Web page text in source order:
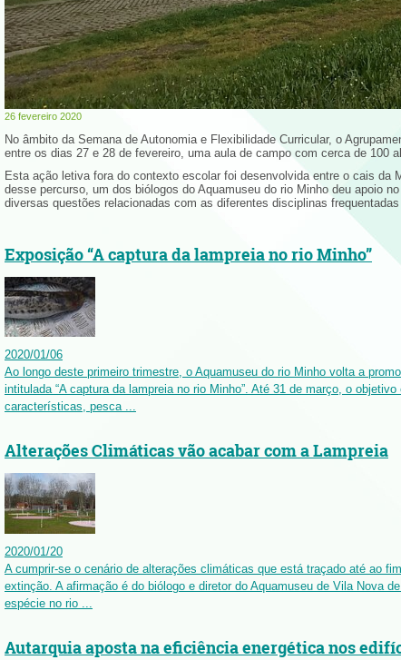
26 fevereiro 2020
No âmbito da Semana de Autonomia e Flexibilidade Curricular, o
entre os dias 27 e 28 de fevereiro, uma aula de campo com cerca de 100
Esta ação letiva fora do contexto escolar foi desenvolvida entre o cais da
desse percurso, um dos biólogos do Aquamuseu do rio Minho deu apoio
diversas questões relacionadas com as diferentes disciplinas
Exposição “A captura da lampreia no rio Minho”
2020/01/06
Ao longo deste primeiro trimestre, o Aquamuseu do rio Minho volta a
intitulada “A captura da lampreia no rio Minho”. Até 31 de março, o
características, pesca ...
Alterações Climáticas vão acabar com a Lampreia
2020/01/20
A cumprir-se o cenário de alterações climáticas que está traçado até ao
extinção. A afirmação é do biólogo e diretor do Aquamuseu de Vila Nova
espécie no rio ...
Autarquia aposta na eficiência energética nos